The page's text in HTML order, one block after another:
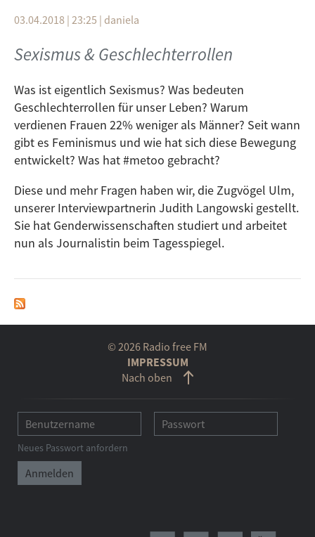
03.04.2018 | 23:25 | daniela
Sexismus & Geschlechterrollen
Was ist eigentlich Sexismus? Was bedeuten
Geschlechterrollen für unser Leben? Warum
verdienen Frauen 22% weniger als Männer? Seit wann
gibt es Feminismus und wie hat sich diese Bewegung
entwickelt? Was hat #metoo gebracht?
Diese und mehr Fragen haben wir, die Zugvögel Ulm,
unserer Interviewpartnerin Judith Langowski gestellt.
Sie hat Genderwissenschaften studiert und arbeitet
nun als Journalistin beim Tagesspiegel.
© 2026 Radio free FM
IMPRESSUM
Nach oben
Neues Passwort anfordern